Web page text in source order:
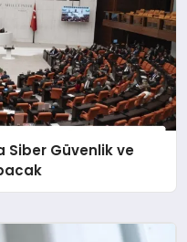
Siber Güvenlik ve